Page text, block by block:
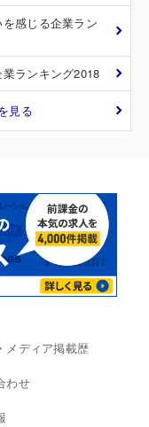
感じる企業ラン
ランキング2018
見る
メディア掲載歴
わせ